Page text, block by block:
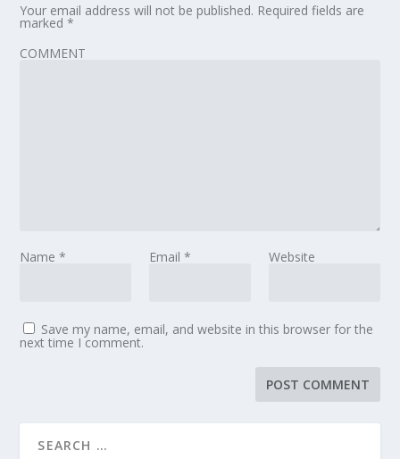
Your email address will not be published. Required fields are
marked*
COMMENT
Name* Email * Website
Save my name, email, and website in this browser for the
next time I comment.